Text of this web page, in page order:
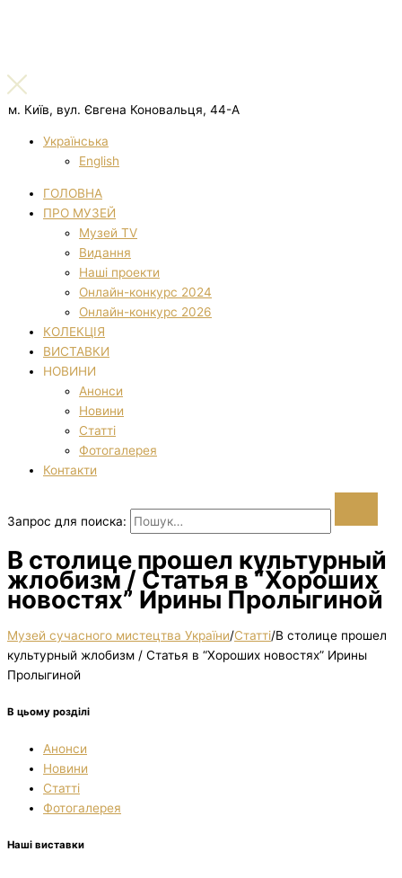
м. Київ, вул. Євгена Коновальця, 44-А
Українська
English
ГОЛОВНА
ПРО МУЗЕЙ
Музей TV
Видання
Наші проекти
Онлайн-конкурс 2024
Онлайн-конкурс 2026
КОЛЕКЦІЯ
ВИСТАВКИ
НОВИНИ
Анонси
Новини
Статті
Фотогалерея
Контакти
Запрос для поиска:
В столице прошел культурный
жлобизм / Статья в “Хороших
новостях” Ирины Пролыгиной
Музей сучасного мистецтва України/Статті/В столице прошел
культурный жлобизм / Статья в “Хороших новостях” Ирины
Пролыгиной
В цьому розділі
Анонси
Новини
Статті
Фотогалерея
Наші виставки